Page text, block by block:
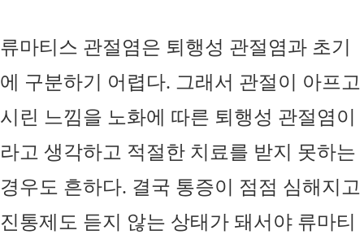
류마티스 관절염은 퇴행성 관절염과 초기
에 구분하기 어렵다. 그래서 관절이 아프고
시린 느낌을 노화에 따른 퇴행성 관절염이
라고 생각하고 적절한 치료를 받지 못하는
경우도 흔하다. 결국 통증이 점점 심해지고
진통제도 듣지 않는 상태가 돼서야 류마티